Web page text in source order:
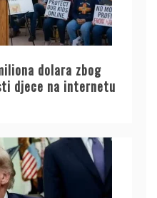
dolara zbog
djece na internetu